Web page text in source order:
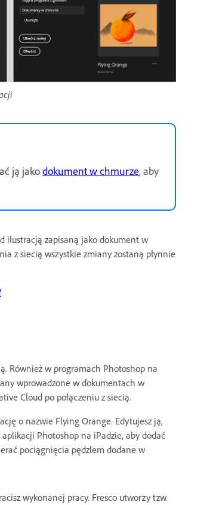
ją jakodokument w chmurze, aby
ilustracją zapisaną jako dokument w
z siecią wszystkie zmiany zostaną płynnie
Również w programach Photoshop na
wprowadzone w dokumentach w
Cloud po połączeniu z siecią.
o nazwie Flying Orange. Edytujesz ją,
Photoshop na iPadzie, aby dodać
pociągnięcia pędzlem dodane w
wykonanej pracy. Fresco utworzy tzw.